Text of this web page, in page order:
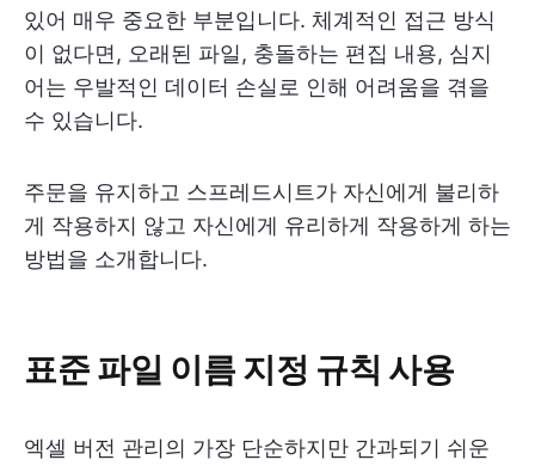
있어 매우 중요한 부분입니다. 체계적인 접근 방식
이 없다면, 오래된 파일, 충돌하는 편집 내용, 심지
어는 우발적인 데이터 손실로 인해 어려움을 겪을
수 있습니다.
주문을 유지하고 스프레드시트가 자신에게 불리하
게 작용하지 않고 자신에게 유리하게 작용하게 하는
방법을 소개합니다.
표준 파일 이름 지정 규칙 사용
엑셀 버전 관리의 가장 단순하지만 간과되기 쉬운